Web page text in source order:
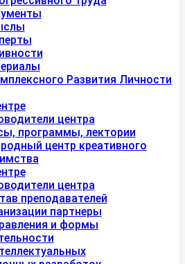
Развития Личности
центра
программы, лектории
центр креативного
центра
преподавателей
партнеры
и формы